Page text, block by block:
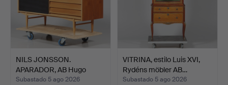
NILS JONSSON.
APARADOR, AB Hugo
Troeds Ind…
Subastado 5 ago 2026
VITRINA, estilo Luis XVI,
Rydéns möbler AB…
Subastado 5 ago 2026